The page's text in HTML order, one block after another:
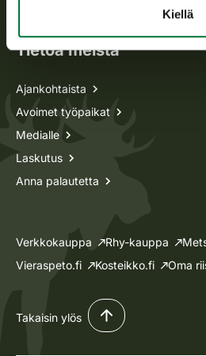
Kiellä
Tietoa meistä
Ajankohtaista
Avoimet työpaikat
Medialle
Laskutus
Anna palautetta
Verkkokauppa Rhy-kauppa
Vieraspeto.fi
Kosteikko.fi Oma
Takaisin ylös